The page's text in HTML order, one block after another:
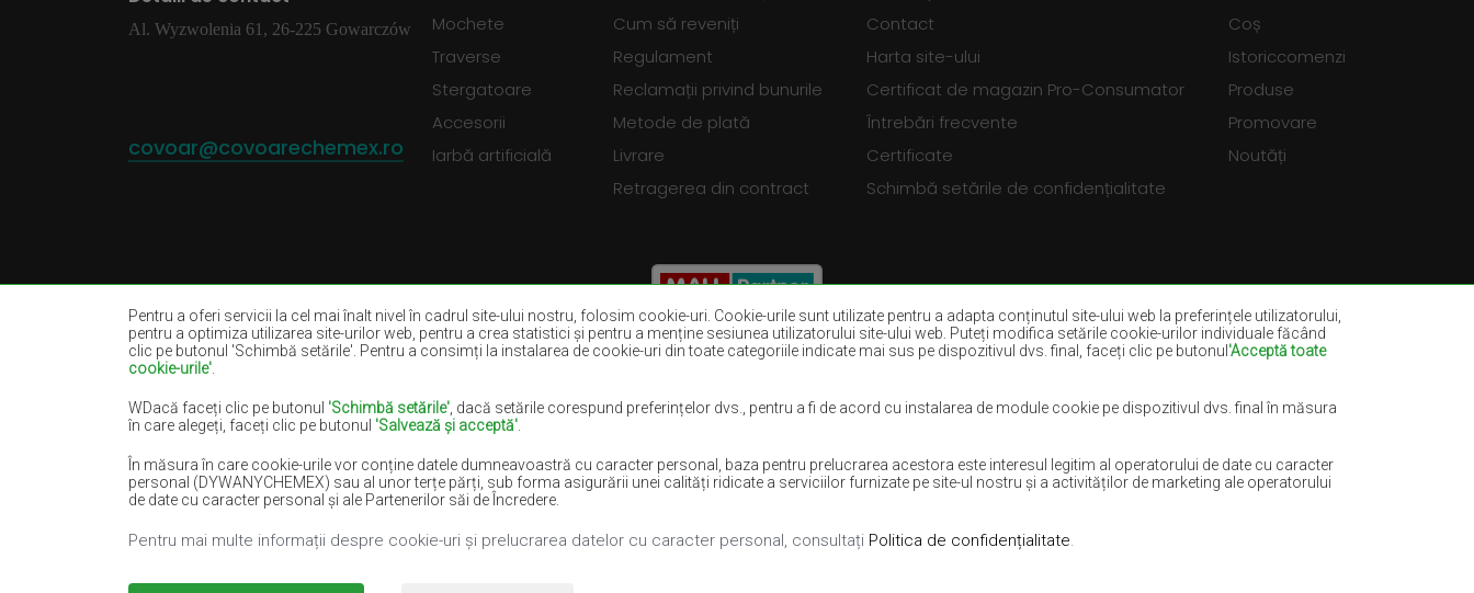
Pentru a oferi servicii la cel mai înalt nivel în cadrul site-ului nostru, folosim cookie-uri. Cookie-urile sunt utilizate pentru a adapta conținutul site-ului web la preferințele utilizatorului,
pentru a optimiza utilizarea site-urilor web, pentru a crea statistici și pentru a menține sesiunea utilizatorului site-ului web. Puteți modifica setările cookie-urilor individuale făcând
clic pe butonul 'Schimbă setările'. Pentru a consimți la instalarea de cookie-uri din toate categoriile indicate mai sus pe dispozitivul dvs. final, faceți clic pe butonul 'Acceptă toate
cookie-urile'
WDacă faceți clic pe butonul 'Schimbă setările' , dacă setările corespund preferințelor dvs., pentru a fi de acord cu instalarea de module cookie pe dispozitivul dvs. final în măsura
în care alegeți, faceți clic pe butonul 'Salvează și acceptă'
În măsura în care cookie-urile vor conține datele dumneavoastră cu caracter personal, baza pentru prelucrarea acestora este interesul legitim al operatorului de date cu caracter
personal (DYWANYCHEMEX) sau al unor terțe părți, sub forma asigurării unei calități ridicate a serviciilor furnizate pe site-ul nostru și a activităților de marketing ale operatorului
de date cu caracter personal și ale Partenerilor săi de Încredere.
Pentru mai multe informații despre cookie-uri și prelucrarea datelor cu caracter personal, consultați Politica de confidențialitate.
Al. Wyzwolenia 61, 26-225 Gowarczów
covoar@covoarechemex.ro
Mochete
Traverse
Stergatoare
Accesorii
Iarbă artificială
Cum să reveniți
Regulament
Reclamații privind bunurile
Metode de plată
Livrare
Retragerea din contract
Contact
Harta site-ului
Certificat de magazin Pro-Consumator
Întrebări frecvente
Certificate
Schimbă setările de confidențialitate
Coș
Istoriccomenzi
Produse
Promovare
Noutăți
Covoare bej
Covoare negre
Covoare roșii Covoare violet Covoare albastru marin
Covoare maro-deschis
Covoare somon
Covoare crem
Covoare albastre
Covoare portocalii Covoare roz Covoare gri
Covoare teracotă
Covoare verzi
Covoare aurii